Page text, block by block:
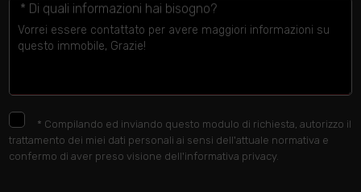
* Di quali informazioni hai bisogno?
* Compilando ed inviando questo modulo di richiesta, autorizzo il
trattamento dei miei dati personali ai sensi dell'attuale normativa e
confermo di aver preso visione dell'informativa privacy.